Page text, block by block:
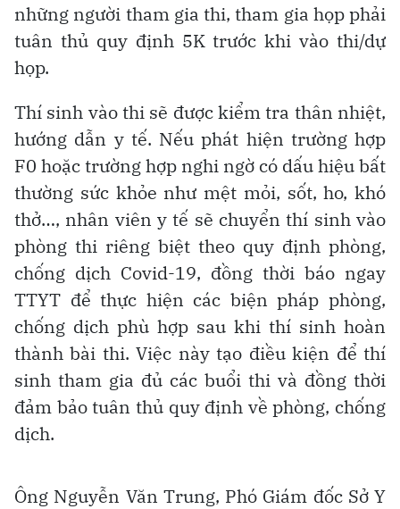
những người tham gia thi, tham gia họp phải
tuân thủ quy định 5K trước khi vào thi/dự
họp.
Thí sinh vào thi sẽ được kiểm tra thân nhiệt,
hướng dẫn y tế. Nếu phát hiện trường hợp
F0 hoặc trường hợp nghi ngờ có dấu hiệu bất
thường sức khỏe như mệt mỏi, sốt, ho, khó
thở…, nhân viên y tế sẽ chuyển thí sinh vào
phòng thi riêng biệt theo quy định phòng,
chống dịch Covid-19, đồng thời báo ngay
TTYT để thực hiện các biện pháp phòng,
chống dịch phù hợp sau khi thí sinh hoàn
thành bài thi. Việc này tạo điều kiện để thí
sinh tham gia đủ các buổi thi và đồng thời
đảm bảo tuân thủ quy định về phòng, chống
dịch.
Ông Nguyễn Văn Trung, Phó Giám đốc Sở Y